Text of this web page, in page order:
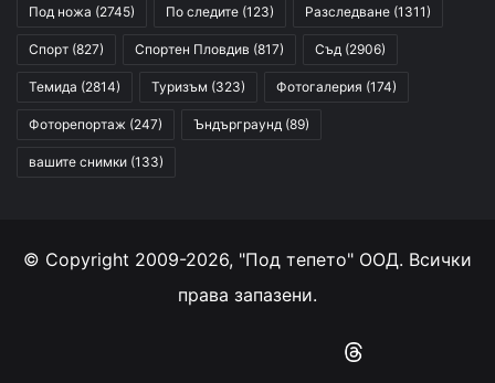
Под ножа (2745) По следите (123) Разследване (1311)
Спорт (827) Спортен Пловдив (817) Съд (2906)
Темида (2814) Туризъм (323) Фотогалерия (174)
Фоторепортаж (247) Ъндърграунд (89)
вашите снимки (133)
© Copyright 2009-2026, "Под тепето" ООД. Всички
права запазени.
Instagram
RSS